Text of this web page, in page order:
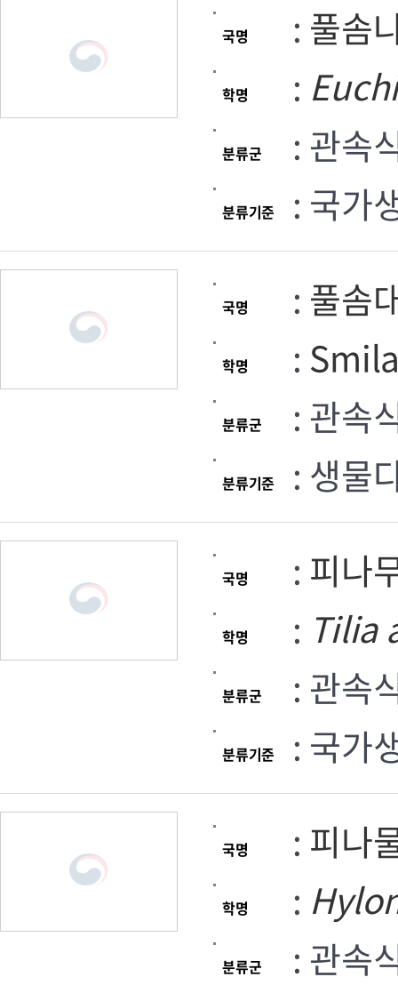
국명 : 풀솜
학명 :
분류군 : 관속
분류기준 : 국가
국명 : 풀솜
학명 :
분류군 : 관속
분류기준 : 생물
국명 : 피나
학명 : Tilia
분류군 : 관속
분류기준 : 국가
국명 : 피나
학명 :
분류군 : 관속